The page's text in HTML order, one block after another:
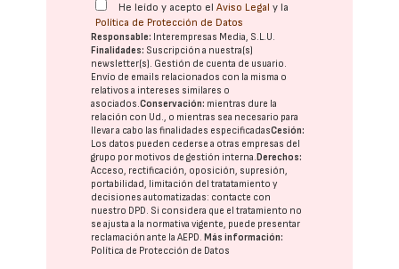
He leído y acepto elAviso Legal y la
Política de Protección de Datos
Responsable: Interempresas Media, S.L.U.
Finalidades: Suscripción a nuestra(s)
newsletter(s). Gestión de cuenta de usuario.
Envío de emails relacionados con la misma o
relativos a intereses similares o
asociados.Conservación: mientras dure la
relación con Ud., o mientras sea necesario para
llevar a cabo las finalidades especificadasCesión:
Los datos pueden cederse a otras empresas del
grupo por motivos de gestión interna. Derechos:
Acceso, rectificación, oposición, supresión,
portabilidad, limitación del tratatamiento y
decisiones automatizadas: contacte con
nuestro DPD. Si considera que el tratamiento no
se ajusta a la normativa vigente, puede presentar
reclamación ante laAEPD. Más información:
Política de Protección de Datos